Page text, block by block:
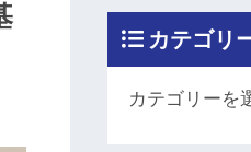
カテゴリ